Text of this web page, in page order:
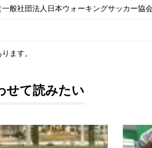
般社団法人日本ウォーキングサッカー協会
ます。
せて読みたい